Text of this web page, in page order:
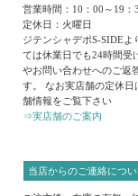
営業時間：10：00～19：
定休日：火曜日
ジテンシャデポS-SIDE
ては休業日でも24時間受
やお問い合わせへのご返
す。 なお実店舗の定休
舗情報をご覧下さい
⇒実店舗のご案内
当店からのご連絡につい